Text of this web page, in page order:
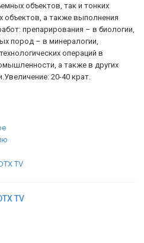
объектов, так и тонких
объектов, а также выполнения
препарирования – в биологии,
пород – в минералогии,
операций в
а также в других
20-40 крат.
TV